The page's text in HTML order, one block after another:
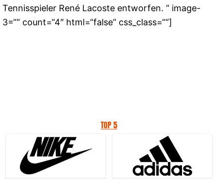
Tennisspieler René Lacoste entworfen. “ image-
3=““ count=“4″ html=“false“ css_class=““]
TOP 5